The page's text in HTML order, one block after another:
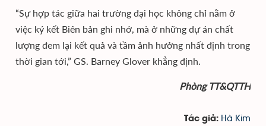
“Sự hợp tác giữa hai trường đại học không chỉ nằm ở
việc ký kết Biên bản ghi nhớ, mà ở những dự án chất
lượng đem lại kết quả và tầm ảnh hưởng nhất định trong
thời gian tới,” GS. Barney Glover khẳng định.
Phòng TT&QTTH
Tác giả: Hà Kim